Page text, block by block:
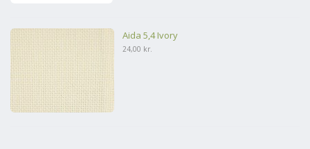
Aida 5,4 Ivory
24,00 kr.